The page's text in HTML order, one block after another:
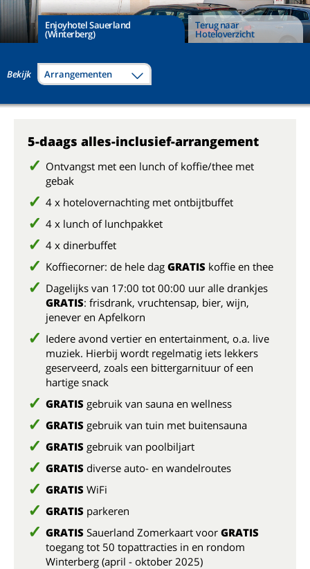
Enjoyhotel Sauerland
(Winterberg)
Terug naar
Hoteloverzicht
Bekijk Arrangementen
5-daags alles-inclusief-arrangement
Ontvangst met een lunch of koffie/thee met
gebak
4 x hotelovernachting met ontbijtbuffet
4 x lunch of lunchpakket
4 x dinerbuffet
Koffiecorner: de hele dag GRATIS koffie en thee
Dagelijks van 17:00 tot 00:00 uur alle drankjes
GRATIS: frisdrank, vruchtensap, bier, wijn,
jenever en Apfelkorn
Iedere avond vertier en entertainment, o.a. live
muziek. Hierbij wordt regelmatig iets lekkers
geserveerd, zoals een bittergarnituur of een
hartige snack
GRATIS gebruik van sauna en wellness
GRATIS gebruik van tuin met buitensauna
GRATIS gebruik van poolbiljart
GRATIS diverse auto- en wandelroutes
GRATIS WiFi
GRATIS parkeren
GRATIS Sauerland Zomerkaart voor GRATIS
toegang tot 50 topattracties in en rondom
Winterberg (april - oktober 2025)